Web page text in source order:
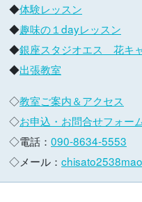
◆体験レッスン
◆趣味の１dayレッスン
◆銀座スタジオエス 花キ
◆出張教室
◇教室ご案内＆アクセス
◇お申込・お問合せフォー
◇電話： 090-8634-5553
◇メール：